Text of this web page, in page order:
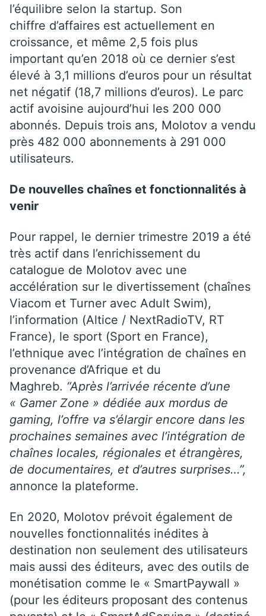
l’équilibre selon la startup. Son
chiffre d’affaires est actuellement en
croissance, et même 2,5 fois plus
important qu’en 2018 où ce dernier s’est
élevé à 3,1 millions d’euros pour un résultat
net négatif (18,7 millions d’euros). Le parc
actif avoisine aujourd’hui les 200 000
abonnés. Depuis trois ans, Molotov a vendu
près 482 000 abonnements à 291 000
utilisateurs.
De nouvelles chaînes et fonctionnalités à
venir
Pour rappel, le dernier trimestre 2019 a été
très actif dans l’enrichissement du
catalogue de Molotov avec une
accélération sur le divertissement (chaînes
Viacom et Turner avec Adult Swim),
l’information (Altice / NextRadioTV, RT
France), le sport (Sport en France),
l’ethnique avec l’intégration de chaînes en
provenance d’Afrique et du
Maghreb. “Après l’arrivée récente d’une
« Gamer Zone » dédiée aux mordus de
gaming, l’offre va s’élargir encore dans les
prochaines semaines avec l’intégration de
chaînes locales, régionales et étrangères,
de documentaires, et d’autres surprises…”,
annonce la plateforme.
En 2020, Molotov prévoit également de
nouvelles fonctionnalités inédites à
destination non seulement des utilisateurs
mais aussi des éditeurs, avec des outils de
monétisation comme le « SmartPaywall »
(pour les éditeurs proposant des contenus